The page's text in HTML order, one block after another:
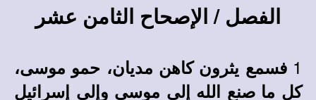
الفصل / الإصحاح الثامن عشر
1 فسمع يثرون كاهن مديان، حمو موسى،
كل ما صنع الله إلى موسى وإلى إسرائيل